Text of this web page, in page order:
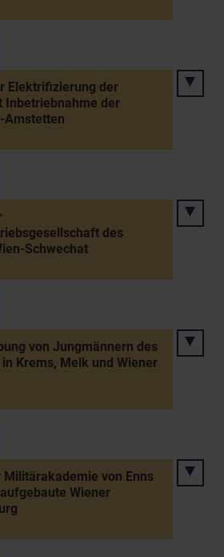
Elektrifizierung der
Inbetriebnahme der
Amstetten
des
Schwechat
von Jungmännern des
Krems, Melk und Wiener
Militärakademie von Enns
Wiener